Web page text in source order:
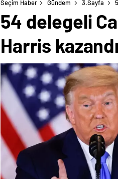
Seçim Haber Gündem 3.Sayfa
54 delegeli
Harris kazandı